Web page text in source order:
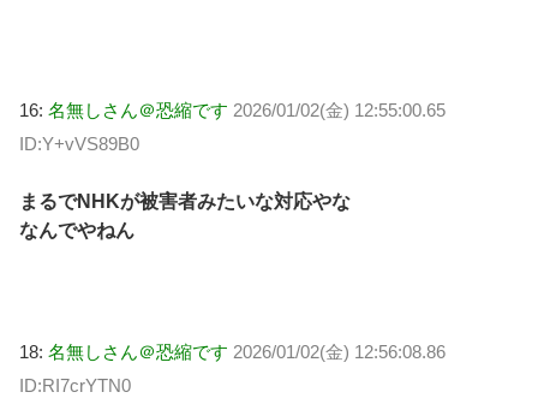
16: 名無しさん＠恐縮です 2026/01/02(金) 12:55:00.65
ID:Y+vVS89B0
まるでNHKが被害者みたいな対応やな
なんでやねん
18: 名無しさん＠恐縮です 2026/01/02(金) 12:56:08.86
ID:RI7crYTN0